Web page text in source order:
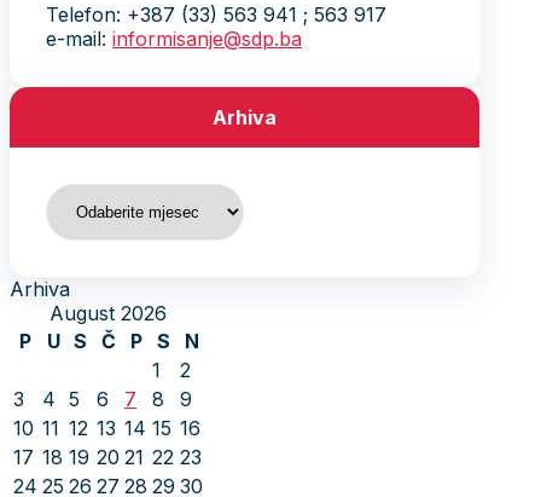
Telefon: +387 (33) 563 941 ; 563 917
e-mail: informisanje@sdp.ba
Arhiva
Arhiva
Arhiva
August 2026
P
U S Č P S
N
1
2
3
4 5 6 7 8
9
10 11 12 13 14 15 16
17 18 19 20 21 22 23
24 25 26 27 28 29 30